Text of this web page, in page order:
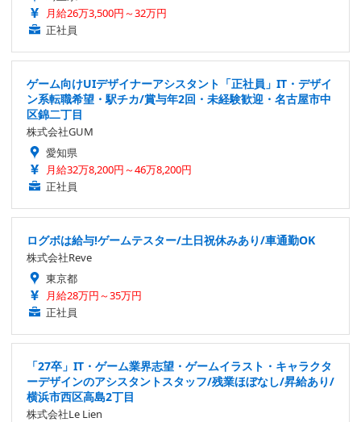
月給26万3,500円～32万円
正社員
ゲーム向けUIデザイナーアシスタント「正社員」IT・デザイ
ン系転職希望・駅チカ/賞与年2回・未経験歓迎・名古屋市中
区錦二丁目
株式会社GUM
愛知県
月給32万8,200円～46万8,200円
正社員
ログボは給与!ゲームテスター/土日祝休みあり/車通勤OK
株式会社Reve
東京都
月給28万円～35万円
正社員
「27卒」IT・ゲーム業界志望・ゲームイラスト・キャラクタ
ーデザインのアシスタントスタッフ/残業ほぼなし/昇給あり/
横浜市西区高島2丁目
株式会社Le Lien